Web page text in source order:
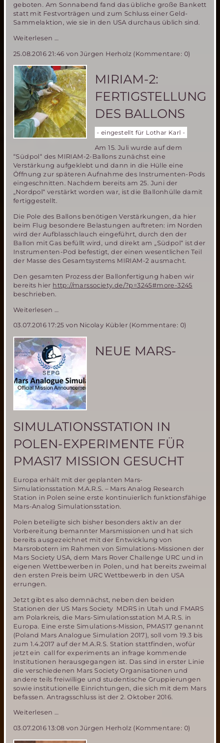
geboten. Am Sonnabend fand das übliche große Bankett
statt mit Festvorträgen und zum Schluss einer Geld-
Sammelaktion, wie sie in den USA durchaus üblich sind.
Weiterlesen …
der
Marserkundung-
die
19.Mars
Society
Konferenz
in
Washington
25.08.2016 21:46 von Jürgen Herholz (Kommentare: 0)
MIRIAM-2:
FERTIGSTELLUNG
DES BALLONS
- eingestellt für Lothar Karl -
Am 15. Juli wurde auf dem
“Südpol“ des MIRIAM-2-Ballons zunächst eine
Verstärkung aufgeklebt und dann in die Hülle eine
Öffnung zur späteren Aufnahme des Instrumenten-Pods
eingeschnitten. Nachdem bereits am 25. Juni der
„Nordpol“ verstärkt worden war, ist die Ballonhülle damit
fertiggestellt.
Die Pole des Ballons benötigen Verstärkungen, da hier
beim Flug besondere Belastungen auftreten: im Norden
wird der Aufblasschlauch eingeführt, durch den der
Ballon mit Gas befüllt wird, und direkt am „Südpol“ ist der
Instrumenten-Pod befestigt, der einen wesentlichen Teil
der Masse des Gesamtsystems MIRIAM-2 ausmacht.
Den gesamten Prozess der Ballonfertigung haben wir
bereits hier http://marssociety.de/?p=3245#more-3245
beschrieben.
Weiterlesen …
Fertigstellung
des
Ballons
03.07.2016 17:25 von Nicolay Kübler (Kommentare: 0)
NEUE MARS-
SIMULATIONSSTATION IN
POLEN-EXPERIMENTE FÜR
PMAS17 MISSION GESUCHT
Europa erhält mit der geplanten Mars-
Simulationsstation M.A.R.S. – Mars Analog Research
Station in Polen seine erste kontinuierlich funktionsfähige
Mars-Analog Simulationsstation.
Polen beteiligte sich bisher besonders aktiv an der
Vorbereitung bemannter Marsmissionen und hat sich
bereits ausgezeichnet mit der Entwicklung von
Marsrobotern im Rahmen von Simulations-Missionen der
Mars Society USA, dem Mars Rover Challenge URC und in
eigenen Wettbewerben in Polen, und hat bereits zweimal
den ersten Preis beim URC Wettbewerb in den USA
errungen.
Jetzt gibt es also demnächst, neben den beiden
Stationen der US Mars Society MDRS in Utah und FMARS
am Polarkreis, die Mars-Simulationsstation M.A.R.S. in
Europa. Eine erste Simulations-Mission, PMAS17 genannt
(Poland Mars Analogue Simulation 2017), soll vom 19.3 bis
zum 1.4.2017 auf der M.A.R.S. Station stattfinden, wofür
jetzt ein call for experiments an infrage kommende
Institutionen herausgegangen ist. Das sind in erster Linie
die verschiedenen Mars Society Organisationen und
andere teils freiwillige und studentische Gruppierungen
sowie institutionelle Einrichtungen, die sich mit dem Mars
befassen. Antragsschluss ist der 2. Oktober 2016.
Weiterlesen …
Simulationsstation
in
03.07.2016 13:08 von Jürgen Herholz (Kommentare: 0)